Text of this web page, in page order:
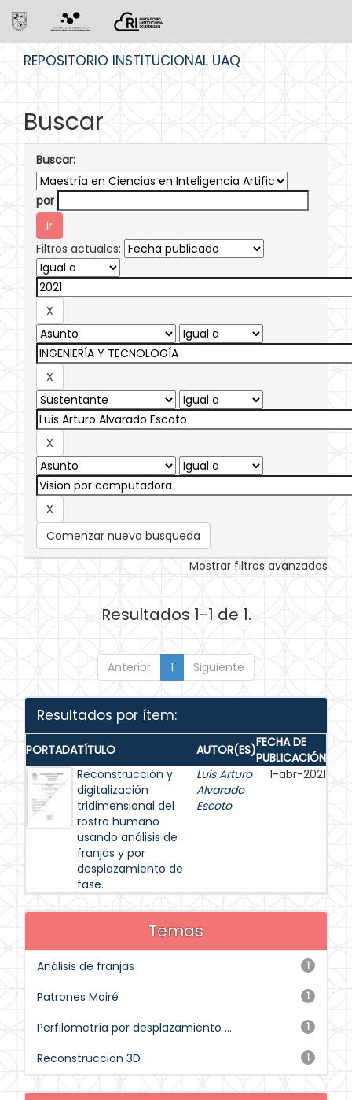
REPOSITORIO INSTITUCIONAL UAQ
Buscar
Buscar:
por
Filtros actuales:
Comenzar nueva busqueda
Mostrar filtros avanzados
Resultados 1-1 de 1.
Anterior 1 Siguiente
Resultados por ítem:
PORTADATÍTULO AUTOR(ES)FECHA DE
PUBLICACIÓN
Reconstrucción y
digitalización
tridimensional del
rostro humano
usando análisis de
franjas y por
desplazamiento de
fase.
Luis Arturo
Alvarado
Escoto
1-abr-2021
Temas
1
Análisis de franjas
1
Patrones Moiré
1
Perfilometría por desplazamiento ...
1
Reconstruccion 3D